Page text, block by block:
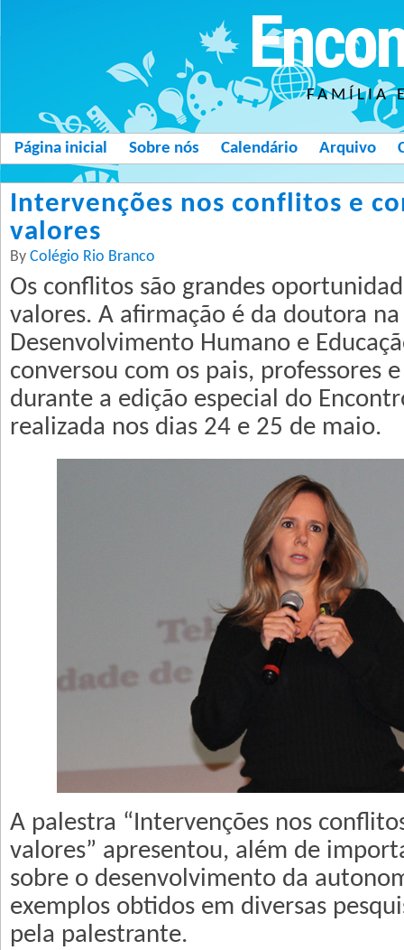
FAMÍLIA
Página inicial Sobre nós Calendário Arquivo
Intervenções nos conflitos e
valores
By Colégio Rio Branco
Os conflitos são grandes
valores. A afirmação é da doutora
Desenvolvimento Humano e
conversou com os pais, professores
durante a edição especial do
realizada nos dias 24 e 25 de maio.
A palestra “Intervenções nos
valores” apresentou, além de
sobre o desenvolvimento da
exemplos obtidos em diversas
pela palestrante.